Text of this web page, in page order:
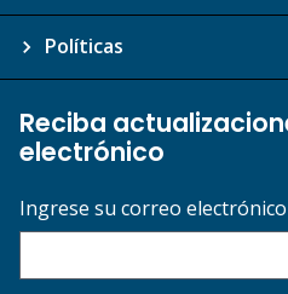
Políticas
Reciba
electrónico
Ingrese su correo electrónico